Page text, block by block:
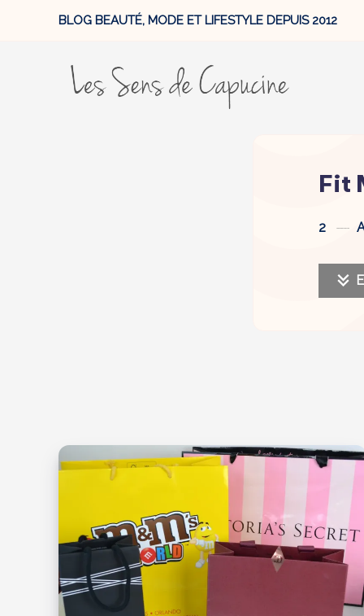
BLOG BEAUTÉ, MODE ET LIFESTYLE DEPUIS 2012
Fit
2